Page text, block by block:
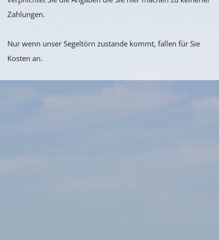
Zahlungen.
Nur wenn unser Segeltörn zustande kommt, fallen für Sie
Kosten an.